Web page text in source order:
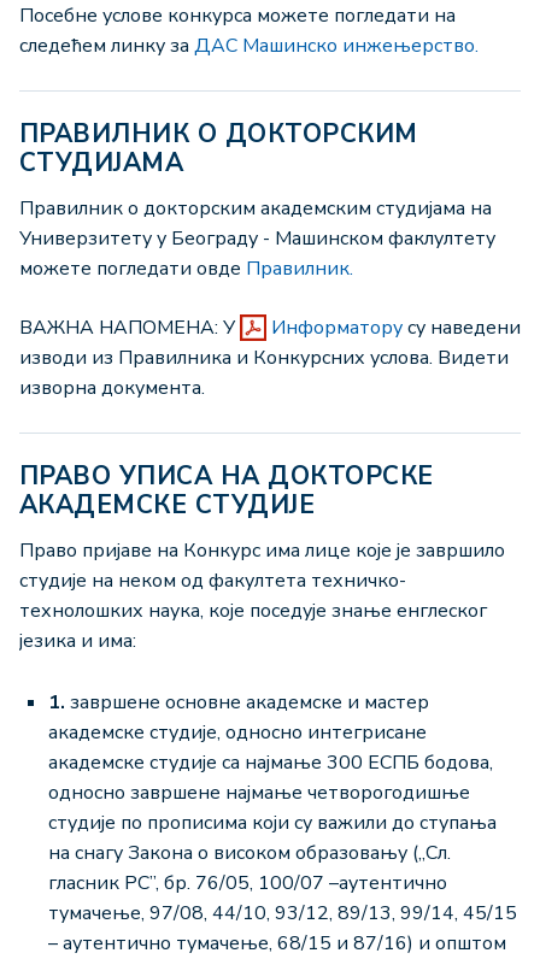
Посебне услове конкурса можете погледати на
следећем линку за ДАС Машинско инжењерство.
ПРАВИЛНИК О ДОКТОРСКИМ
СТУДИЈАМА
Правилник о докторским академским студијама на
Универзитету у Београду - Машинском факлултету
можете погледати овде Правилник.
ВАЖНА НАПОМЕНА: У Информаторусу наведени
изводи из Правилника и Конкурсних услова. Видети
изворна документа.
ПРАВО УПИСА НА ДОКТОРСКЕ
АКАДЕМСКЕ СТУДИЈЕ
Право пријаве на Конкурс има лице које је завршило
студије на неком од факултета техничко-
технолошких наука, које поседује знање енглеског
језика и има:
1. завршене основне академске и мастер
академске студије, односно интегрисане
академске студије са најмање 300 ЕСПБ бодова,
односно завршене најмање четворогодишње
студије по прописима који су важили до ступања
на снагу Закона о високом образовању („Сл.
гласник РС”, бр. 76/05, 100/07 –аутентично
тумачење, 97/08, 44/10, 93/12, 89/13, 99/14, 45/15
– аутентично тумачење, 68/15 и 87/16) и општом